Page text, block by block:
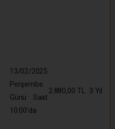
13/02/2025
Perşembe
Günü Saat
10:00’da
2.880,00 TL 3 Yıl